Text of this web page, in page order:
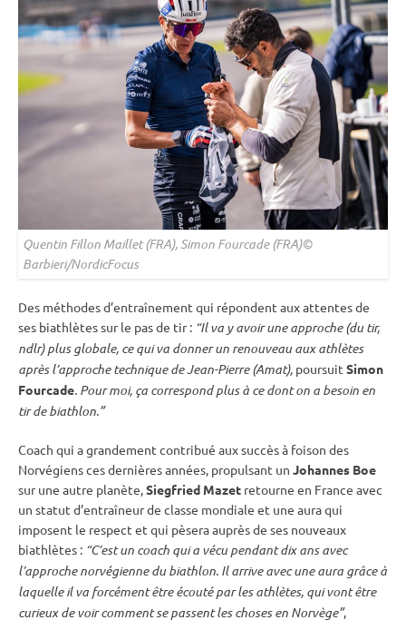
Quentin Fillon Maillet (FRA), Simon Fourcade (FRA)©
Barbieri/NordicFocus
Des méthodes d’entraînement qui répondent aux attentes de
ses biathlètes sur le pas de tir: “Il va y avoir une approche (du tir,
ndlr) plus globale, ce qui va donner un renouveau aux athlètes
après l’approche technique de Jean-Pierre (Amat), poursuit Simon
Fourcade. Pour moi, ça correspond plus à ce dont on a besoin en
tir de biathlon.”
Coach qui a grandement contribué aux succès à foison des
Norvégiens ces dernières années, propulsant un Johannes Boe
sur une autre planète,Siegfried Mazet retourne en France avec
un statut d’entraîneur de classe mondiale et une aura qui
imposent le respect et qui pèsera auprès de ses nouveaux
biathlètes : “C’est un coach qui a vécu pendant dix ans avec
l’approche norvégienne du biathlon. Il arrive avec une aura grâce à
laquelle il va forcément être écouté par les athlètes, qui vont être
curieux de voir comment se passent les choses en Norvège”,